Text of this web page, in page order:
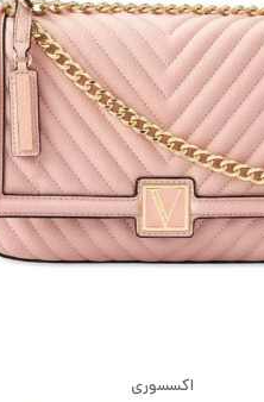
اکسسوری